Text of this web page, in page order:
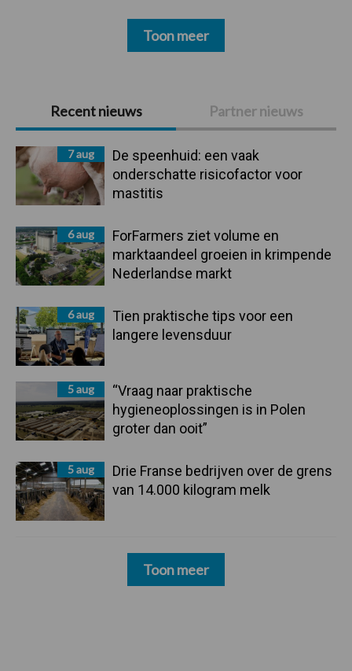
Primaire
Sidebar
Recent nieuws Partner nieuws
7 aug
De speenhuid: een vaak
onderschatte risicofactor voor
mastitis
6 aug
ForFarmers ziet volume en
marktaandeel groeien in krimpende
Nederlandse markt
6 aug
Tien praktische tips voor een
langere levensduur
5 aug
“Vraag naar praktische
hygieneoplossingen is in Polen
groter dan ooit”
5 aug
Drie Franse bedrijven over de grens
van 14.000 kilogram melk
Toon meer
Toon meer